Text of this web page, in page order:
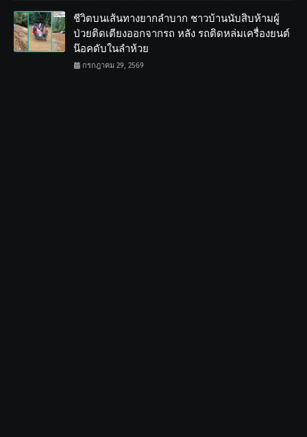
ชีวิตบนเส้นทางยากลำบาก ชาวบ้านนับสิบห้ามผู้
ป่วยติดเตียงออกจากรถ หลัง รถติดหล่มเครื่องยนต์
น๊อคดับในลำห้วย
กรกฎาคม 29, 2569